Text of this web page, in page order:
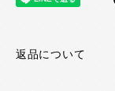
返品について